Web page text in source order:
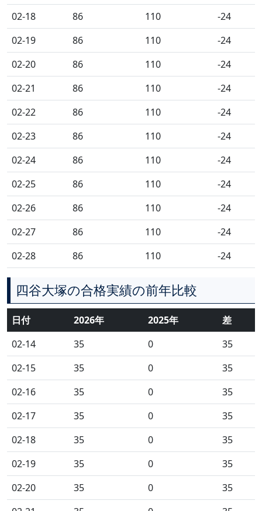
02-18
86 110
-24
02-19
86 110
-24
02-20
86 110
-24
02-21
86 110
-24
02-22
86 110
-24
02-23
86 110
-24
02-24
86 110
-24
02-25
86 110
-24
02-26
86 110
-24
02-27
86 110
-24
02-28
86 110 -24
四谷大塚の合格実績の前年比較
日付 2026年 2025年
差
02-14
35 0
35
02-15
35 0
35
02-16
35 0
35
02-17
35 0
35
02-18
35 0
35
02-19
35 0
35
02-20
35 0
35